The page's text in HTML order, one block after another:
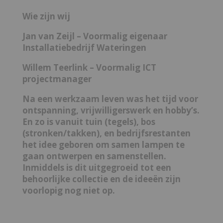
Wiezijn wij
Jan van Zeijl – Voormalig eigenaar
Installatiebedrijf Wateringen
Willem Teerlink – Voormalig ICT
projectmanager
Na een werkzaam leven was het tijd voor
ontspanning, vrijwilligerswerk en hobby’s.
En zo is vanuit tuin (tegels), bos
(stronken/takken), en bedrijfsrestanten
het idee geboren om samen lampen te
gaan ontwerpen en samenstellen.
Inmiddels is dit uitgegroeid tot een
behoorlijke collectie en de ideeën zijn
voorlopig nog niet op.